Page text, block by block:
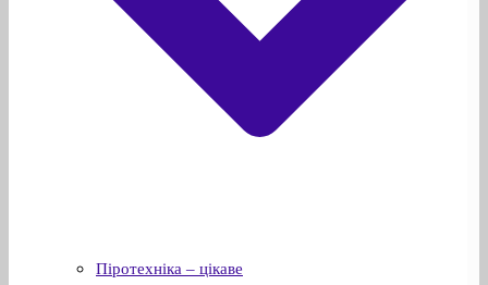
Піротехніка – цікаве